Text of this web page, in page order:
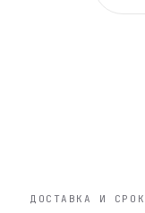
ДОСТАВКА И